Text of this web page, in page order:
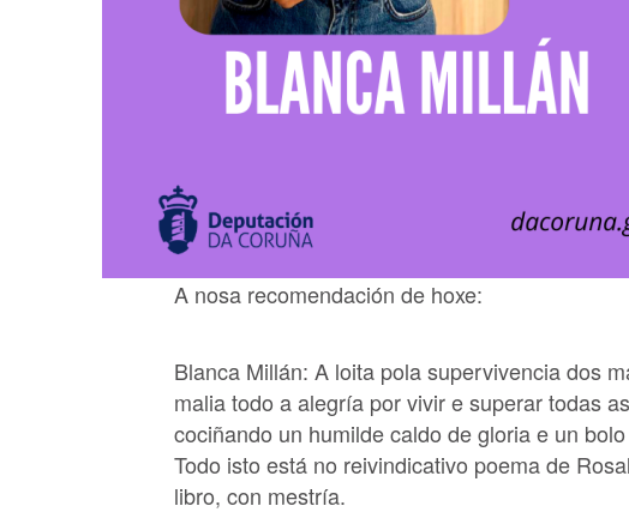
A nosa recomendación de hoxe:
Blanca Millán: A loita pola supervivencia dos
malia todo a alegría por vivir e superar todas
cociñando un humilde caldo de gloria e un
Todo isto está no reivindicativo poema de
libro, con mestría.